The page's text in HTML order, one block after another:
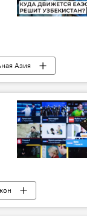
Азия